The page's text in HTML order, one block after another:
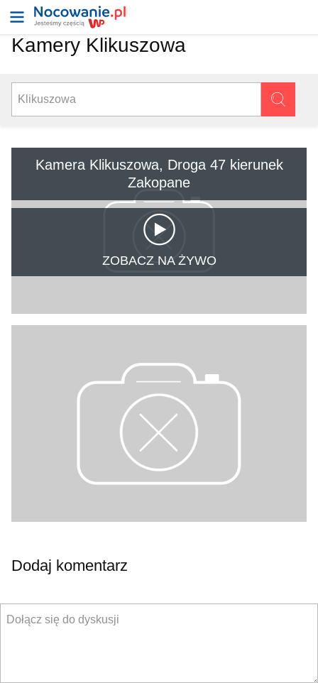
Kamery Klikuszowa
Kamera Klikuszowa, Droga 47 kierunek
Zakopane
ZOBACZ NA ŻYWO
Dodaj komentarz